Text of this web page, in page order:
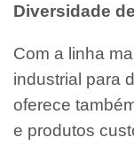
Diversidade
Com a linha
industrial para
oferece
e produtos